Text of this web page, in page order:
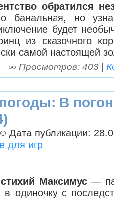
обратился
банальная, но
будет
из сказочного
самой настоящей
Просмотров: 403 |
В
Дата публикации:
для игр
Максимус—
одиночку с